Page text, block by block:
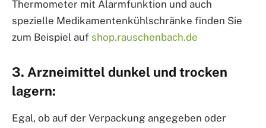
Thermometer mit Alarmfunktion und auch
spezielle Medikamentenkühlschränke finden Sie
zum Beispiel auf shop.rauschenbach.de
3. Arzneimittel dunkel und trocken
lagern:
Egal, ob auf der Verpackung angegeben oder